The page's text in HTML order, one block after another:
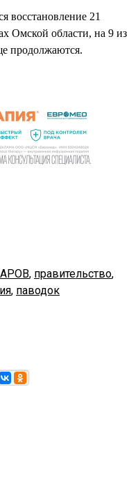
восстановление 21
Омской области, на 9 из
продолжаются.
, правительство,
, паводок